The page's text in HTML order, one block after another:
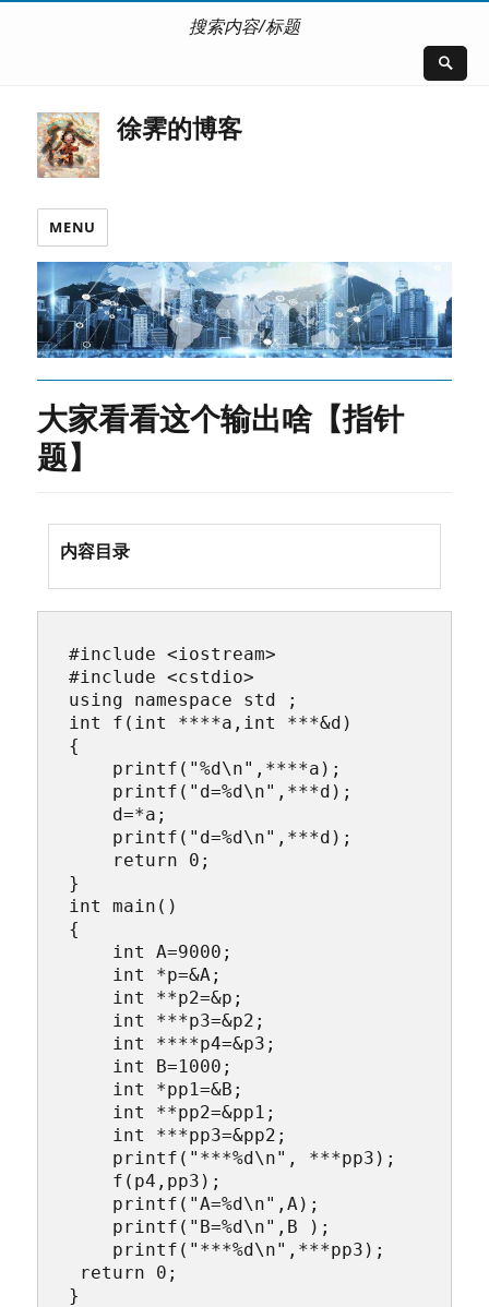
搜索内容/标题
徐霁的博客
MENU
大家看看这个输出啥【指针
题】
内容目录
#include <iostream>
#include <cstdio>
using namespace std ;
int f(int ****a,int ***&d)
{
printf("%d\n",****a);
printf("d=%d\n",***d);
d=*a;
printf("d=%d\n",***d);
return 0;
}
int main()
{
int A=9000;
int *p=&A;
int **p2=&p;
int ***p3=&p2;
int ****p4=&p3;
int B=1000;
int *pp1=&B;
int **pp2=&pp1;
int ***pp3=&pp2;
printf("***%d\n", ***pp3);
f(p4,pp3);
printf("A=%d\n",A);
printf("B=%d\n",B );
printf("***%d\n",***pp3);
return 0;
}